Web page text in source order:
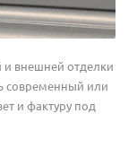
и внешней отделки
современный или
и фактуру под